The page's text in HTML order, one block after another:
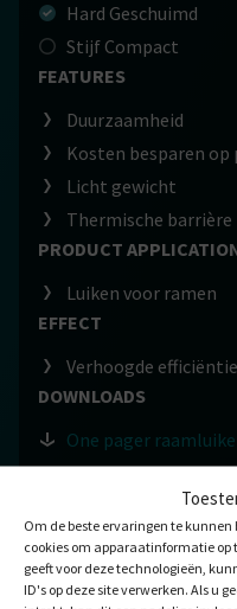
Om de beste ervaringen te
cookies om apparaatinformatie op
geeft voor deze technologieën,
ID's op deze site verwerken. Als u
Hard Geschuimd
Stijf Compact
FEATURES
Duurzaamheid
Kosten besparen op
Licht gewicht
Thermische barrière
PRODUCT
Luiken voor ramen
EFFECT
Verhoogde efficiëntie
DOWNLOADS
One pager